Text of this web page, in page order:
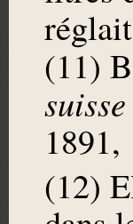
(11)
1891,
(12)